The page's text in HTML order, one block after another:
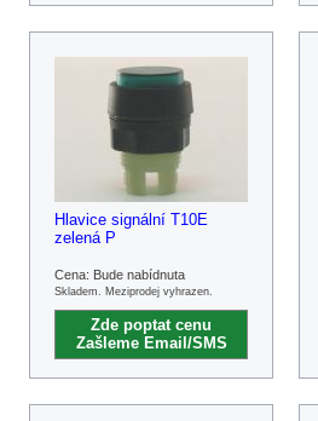
Hlavice signální T10E
zelená P
Cena: Bude nabídnuta
Skladem. Meziprodej vyhrazen.
Zde poptat cenu
Zašleme Email/SMS